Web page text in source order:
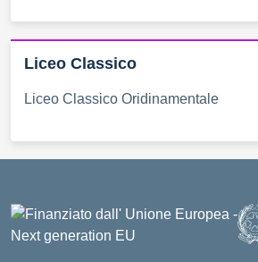
Liceo Classico
Liceo Classico Oridinamentale